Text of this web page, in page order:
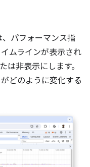
、パフォーマンス指
ムラインが表示され
は非表示にします。
どのように変化する